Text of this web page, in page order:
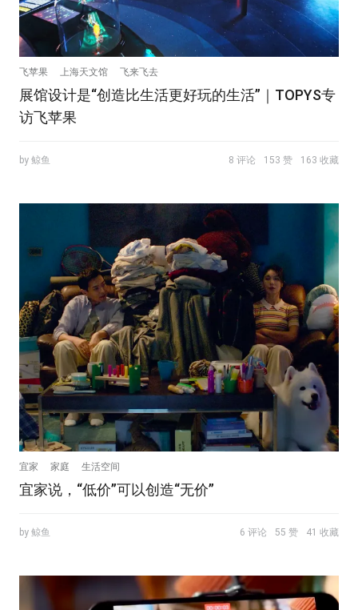
飞苹果 上海天文馆 飞来飞去
展馆设计是“创造比生活更好玩的生活”｜TOPYS专
访飞苹果
by 鲸鱼 8 评论 153 赞 163 收藏
宜家 家庭 生活空间
宜家说，“低价”可以创造“无价”
by 鲸鱼 6 评论 55 赞 41 收藏